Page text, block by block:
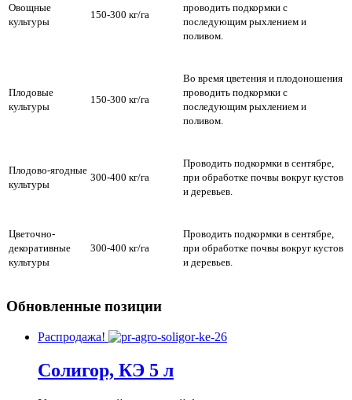
Овощные
культуры
150-300 кг/га
проводить подкормки с
последующим рыхлением и
поливом.
Плодовые
культуры
150-300 кг/га
Во время цветения и плодоношения
проводить подкормки с
последующим рыхлением и
поливом.
Плодово-ягодные
культуры
300-400 кг/га
Проводить подкормки в сентябре,
при обработке почвы вокруг кустов
и деревьев.
Цветочно-
декоративные
культуры
300-400 кг/га
Проводить подкормки в сентябре,
при обработке почвы вокруг кустов
и деревьев.
Обновленные позиции
Распродажа!
Солигор, КЭ 5 л